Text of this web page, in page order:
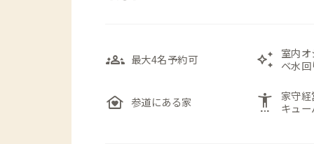
groups_3 最大4名予約可 auto_awesome
室内
ベ水
family_home 参道にある家 settings_accessibility
家守
キュ